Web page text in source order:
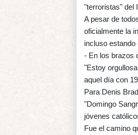
"terroristas" del
A pesar de
oficialmente la
incluso estando
- En los brazos
"Estoy
aquel día con
Para Denis
"Domingo
jóvenes
Fue el camino